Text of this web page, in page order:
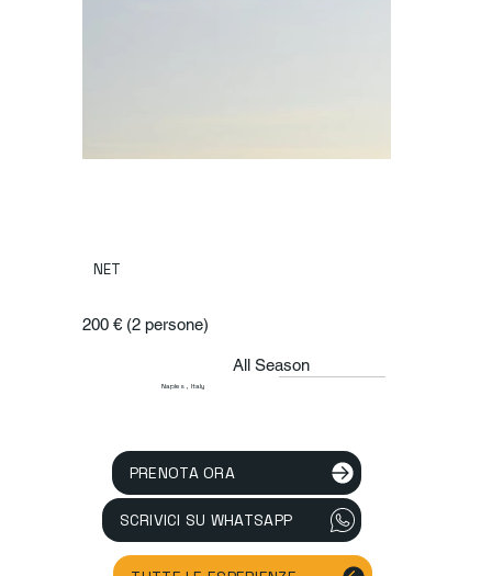
NET
200 € (2 persone)
All Season
Naples , Italy
PRENOTA ORA
SCRIVICI SU WHATSAPP